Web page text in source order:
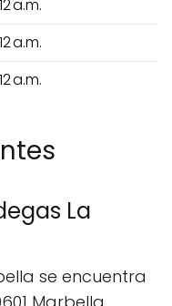
a.m.
a.m.
a.m.
La
se encuentra